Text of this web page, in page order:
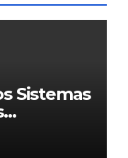
Sistemas
y